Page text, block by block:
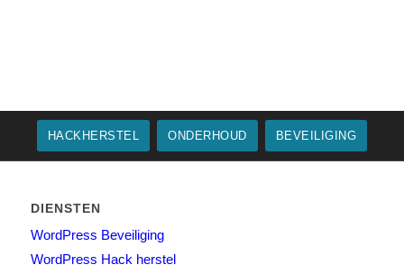
HACKHERSTEL ONDERHOUD BEVEILIGING
DIENSTEN
WordPress Beveiliging
WordPress Hack herstel